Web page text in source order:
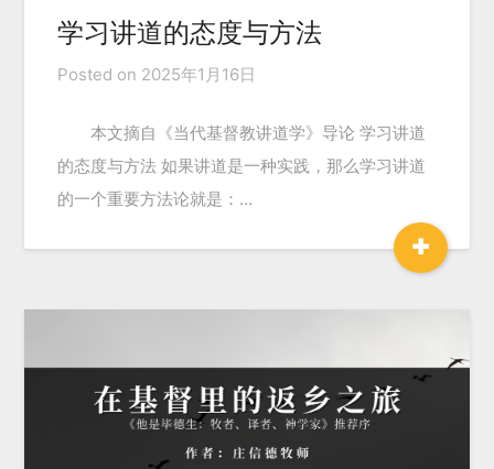
学习讲道的态度与方法
Posted on 2025年1月16日
本文摘自《当代基督教讲道学》导论 学习讲道
的态度与方法 如果讲道是一种实践，那么学习讲道
的一个重要方法论就是：…
+